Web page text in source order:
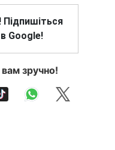
Підпишіться
Google!
зручно!